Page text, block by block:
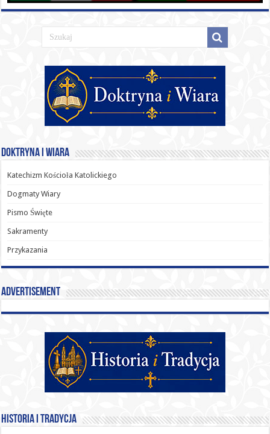
Doktryna i Wiara
Katechizm Kościoła Katolickiego
Dogmaty Wiary
Pismo Święte
Sakramenty
Przykazania
Advertisement
Historia i Tradycja